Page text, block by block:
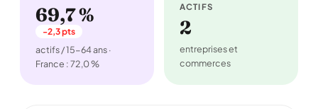
69,7 %
-2,3 pts
actifs / 15-64 ans ·
France : 72,0 %
ACTIFS
2
entreprises et
commerces